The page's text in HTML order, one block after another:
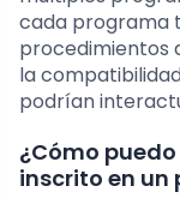
cada programa
procedimientos
la
podrían
¿Cómo
inscrito en un